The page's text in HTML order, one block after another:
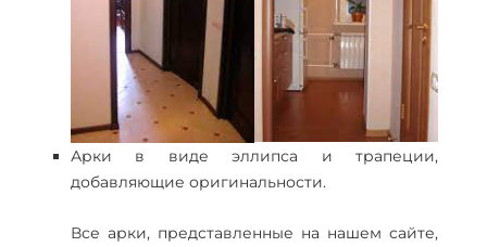
Арки в виде эллипса и трапеции,
добавляющие оригинальности.
Все арки, представленные на нашем сайте,